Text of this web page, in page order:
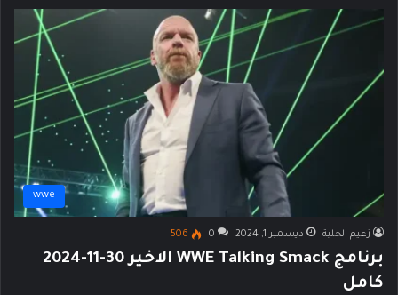
wwe
زعيم الحلبة ديسمبر 1, 2024 0
506
برنامج WWE Talking Smack الاخير 30-11-2024
كامل